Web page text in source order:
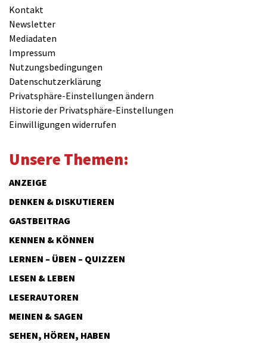
Kontakt
Newsletter
Mediadaten
Impressum
Nutzungsbedingungen
Datenschutzerklärung
Privatsphäre-Einstellungen ändern
Historie der Privatsphäre-Einstellungen
Einwilligungen widerrufen
Unsere Themen:
ANZEIGE
DENKEN & DISKUTIEREN
GASTBEITRAG
KENNEN & KÖNNEN
LERNEN – ÜBEN – QUIZZEN
LESEN & LEBEN
LESERAUTOREN
MEINEN & SAGEN
SEHEN, HÖREN, HABEN